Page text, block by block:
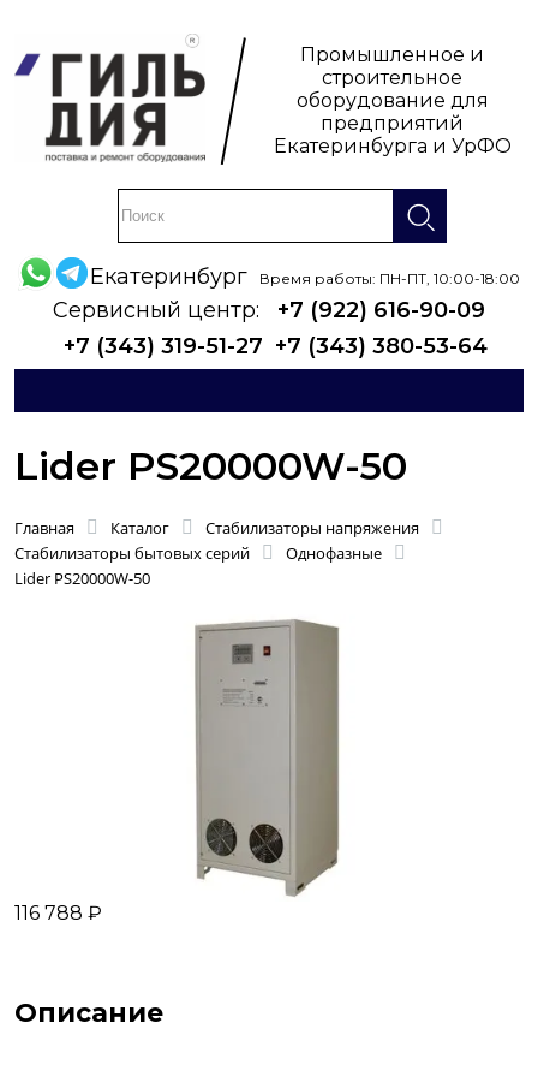
Промышленное и
строительное
оборудование для
предприятий
Екатеринбурга и УрФО
Екатеринбург Время работы: ПН-ПТ, 10:00-18:00
Сервисный центр:
+7 (922) 616-90-09
+7 (343) 319-51-27 +7 (343) 380-53-64
Lider PS20000W-50
Главная Каталог
Стабилизаторы напряжения
Стабилизаторы бытовых серий
Однофазные
Lider PS20000W-50
116 788 ₽
Описание